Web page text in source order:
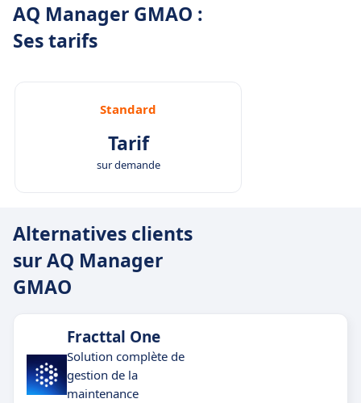
AQ Manager GMAO :
Ses tarifs
Standard
Tarif
sur demande
Alternatives clients
sur AQ Manager
GMAO
Fracttal One
Solution complète de
gestion de la
maintenance